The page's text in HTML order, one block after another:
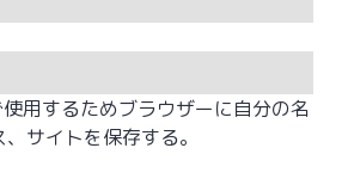
用するためブラウザーに自分の名
サイトを保存する。